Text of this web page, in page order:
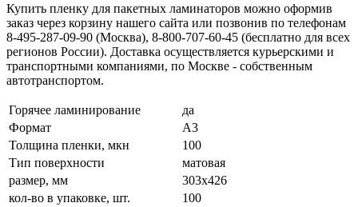
Купить пленку для пакетных ламинаторов можно оформив
заказ через корзину нашего сайта или позвонив по телефонам
8-495-287-09-90 (Москва), 8-800-707-60-45 (бесплатно для всех
регионов России). Доставка осуществляется курьерскими и
транспортными компаниями, по Москве - собственным
автотранспортом.
Горячее ламинирование
да
Формат
А3
Толщина пленки, мкн
100
Тип поверхности
матовая
размер, мм
303х426
кол-во в упаковке, шт.
100